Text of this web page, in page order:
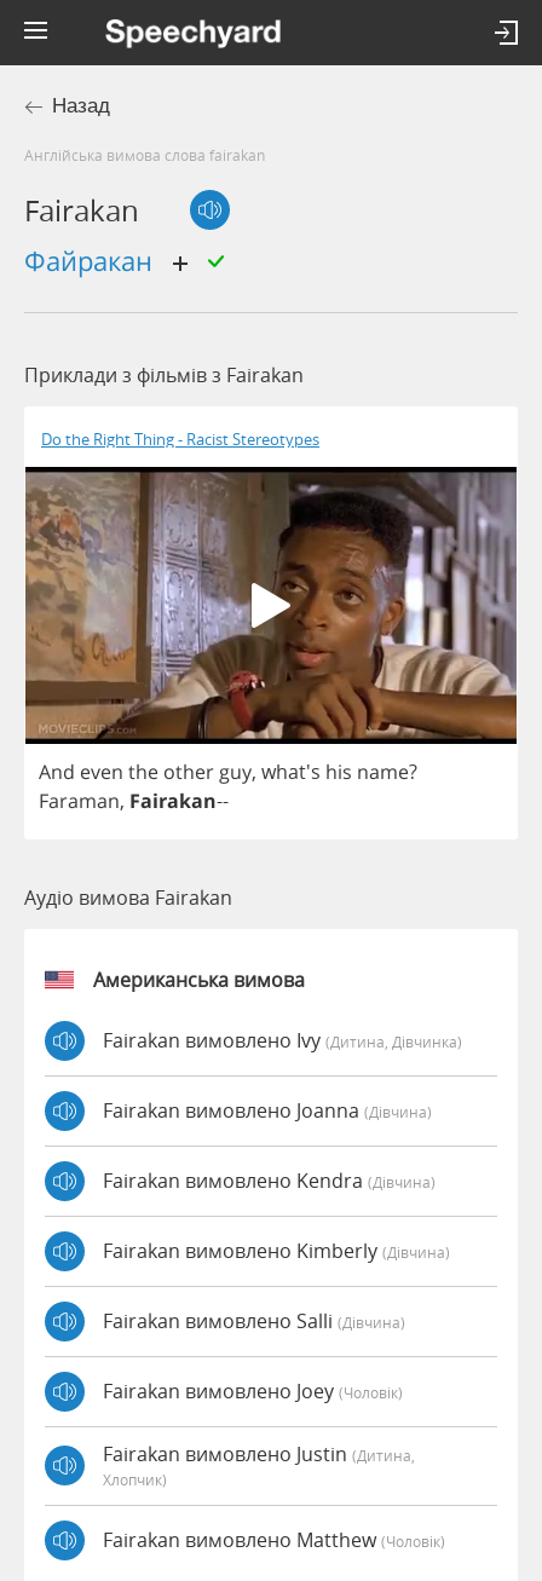
Назад
Англійська вимова слова fairakan
Fairakan
файракан
Приклади з фільмів з Fairakan
Do the Right Thing - Racist Stereotypes
And even the other guy, what's his name?
Faraman, Fairakan--
Аудіо вимова Fairakan
Американська вимова
Fairakan вимовлено Ivy (дитина, Дівчинка)
Fairakan вимовлено Joanna (дівчина)
Fairakan вимовлено Kendra (дівчина)
Fairakan вимовлено Kimberly (дівчина)
Fairakan вимовлено Salli (дівчина)
Fairakan вимовлено Joey (чоловік)
Fairakan вимовлено Justin (дитина,
Хлопчик)
Fairakan вимовлено Matthew(чоловік)